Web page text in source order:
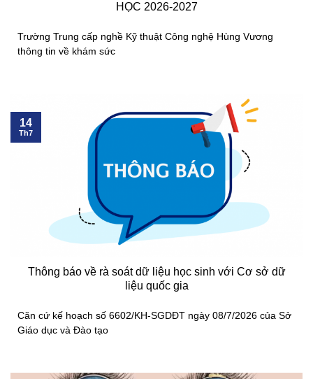
HỌC 2026-2027
Trường Trung cấp nghề Kỹ thuật Công nghệ Hùng Vương
thông tin về khám sức
Thông báo về rà soát dữ liệu học sinh với Cơ sở dữ
liệu quốc gia
Căn cứ kế hoạch số 6602/KH-SGDĐT ngày 08/7/2026 của Sở
Giáo dục và Đào tạo
14
Th7